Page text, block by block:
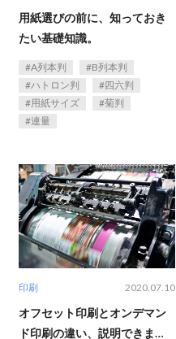
用紙選びの前に、知っておき
たい基礎知識。
A列本判
B列本判
ハトロン判
四六判
用紙サイズ
菊判
連量
印刷 2020.07.10
オフセット印刷とオンデマン
ド印刷の違い、説明できます